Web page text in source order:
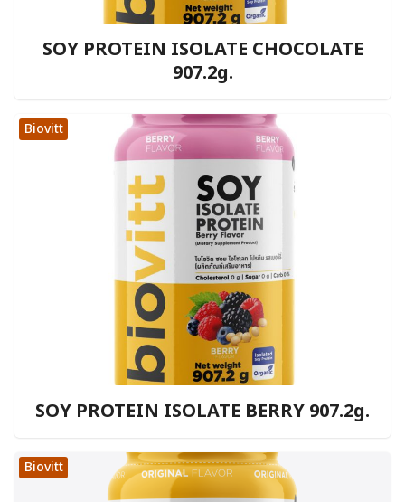
SOY PROTEIN ISOLATE CHOCOLATE
907.2g.
Biovitt
SOY PROTEIN ISOLATE BERRY 907.2g.
Biovitt